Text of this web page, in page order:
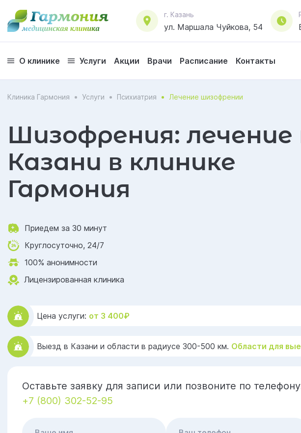
г. Казань
ул. Маршала Чуйкова, 54
О клинике Услуги Акции Врачи Расписание Контакты
Клиника Гармония Услуги Психиатрия Лечение шизофрении
Шизофрения: лечение
Казани в клинике
Гармония
Приедем за 30 минут
Круглосуточно, 24/7
100% анонимности
Лицензированная клиника
Цена услуги: от 3 400₽
Выезд в Казани и области в радиусе 300-500 км. Области для
Оставьте заявку для записи или позвоните по
+7 (800) 302-52-95